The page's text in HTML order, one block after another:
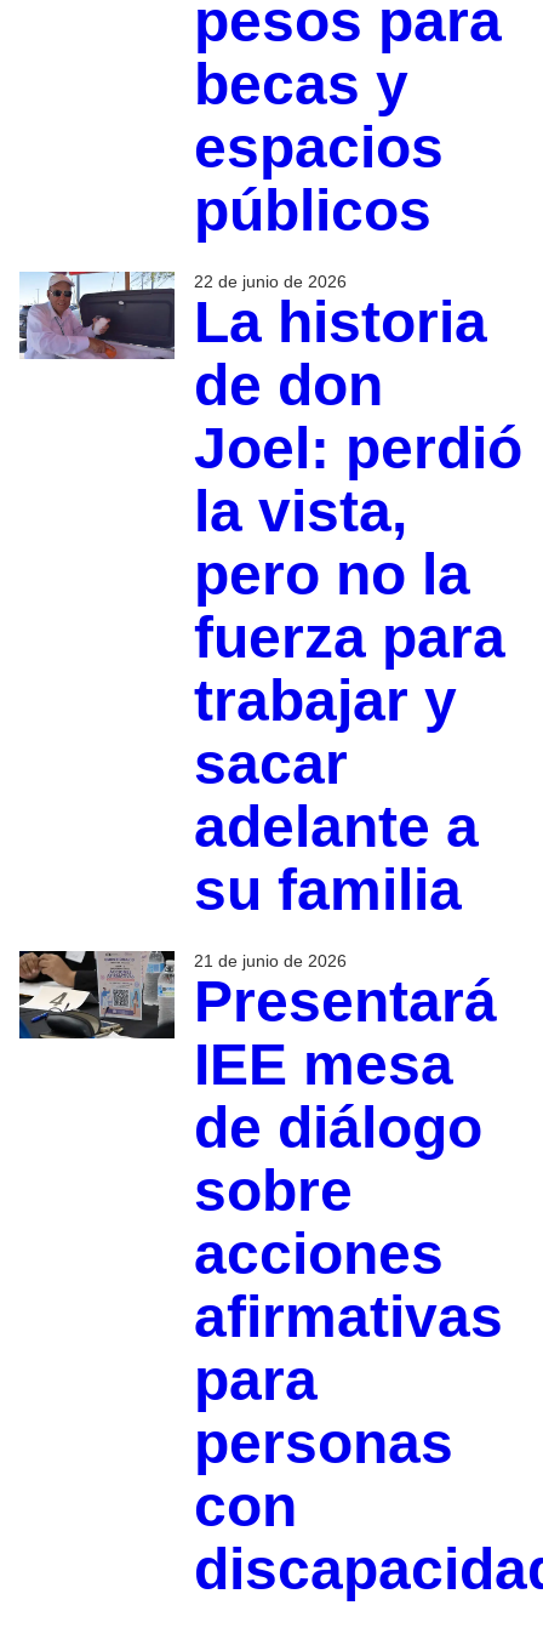
pesos para
becas y
espacios
públicos
22 de junio de 2026
La historia
de don
Joel: perdió
la vista,
pero no la
fuerza para
trabajar y
sacar
adelante a
su familia
21 de junio de 2026
Presentará
IEE mesa
de diálogo
sobre
acciones
afirmativas
para
personas
con